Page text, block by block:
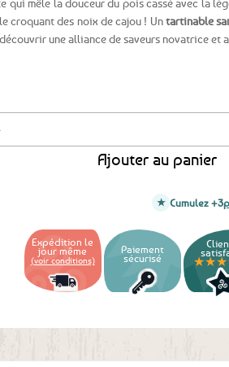
qui mêle la douceur du pois cassé avec la
croquant des noix de cajou ! Untartinable
une alliance de saveurs novatrice et
pois cassé, olive verte et noix de cajou
Ajouter au panier
Cumulez +3
Expédition le
jour même
(voir conditions)
Paiement
sécurisé